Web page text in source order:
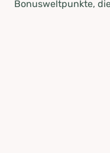
Bonusweltpunkte,